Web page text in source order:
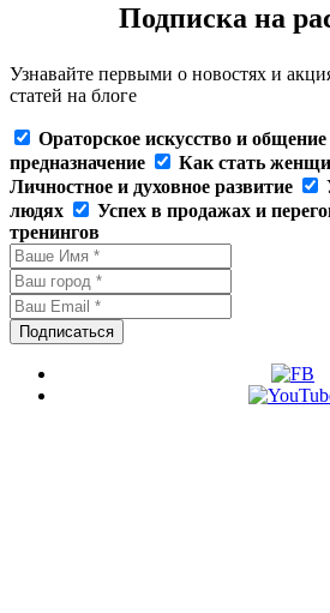
Подписка на
Узнавайте первыми о новостях и
статей на блоге
Ораторское искусство и общение
предназначение
Как стать
Личностное и духовное развитие
людях
Успех в продажах и
тренингов